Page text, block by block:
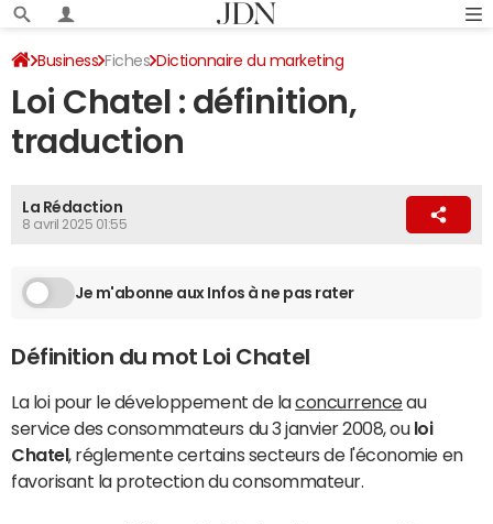
Business Fiches Dictionnaire du marketing
Marketing traditionnel
Loi Chatel : définition,
traduction
La Rédaction
8 avril 2025 01:55
Je m'abonne aux Infos à ne pas rater
Définition du mot Loi Chatel
La loi pour le développement de laconcurrenceau
service des consommateurs du 3 janvier 2008, ou loi
Chatel , réglemente certains secteurs de l'économie en
favorisant la protection du consommateur.